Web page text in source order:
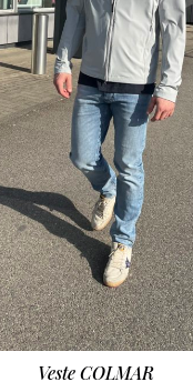
Veste COLMAR